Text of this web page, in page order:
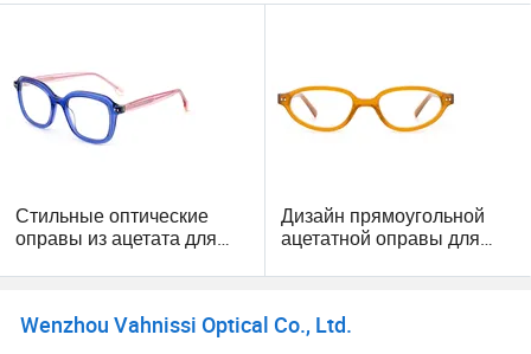
Стильные оптические
оправы из ацетата для
лица
Дизайн прямоугольной
ацетатной оправы для
комфортные оптические
Wenzhou Vahnissi Optical Co., Ltd.